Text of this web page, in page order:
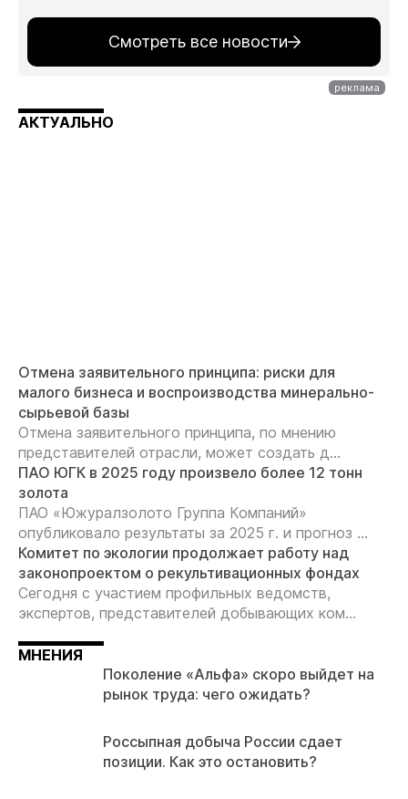
Смотреть все новости
АКТУАЛЬНО
Отмена заявительного принципа: риски для
малого бизнеса и воспроизводства минерально-
сырьевой базы
Отмена заявительного принципа, по мнению
представителей отрасли, может создать д...
ПАО ЮГК в 2025 году произвело более 12 тонн
золота
ПАО «Южуралзолото Группа Компаний»
опубликовало результаты за 2025 г. и прогноз ...
Комитет по экологии продолжает работу над
законопроектом о рекультивационных фондах
Сегодня с участием профильных ведомств,
экспертов, представителей добывающих ком...
МНЕНИЯ
Поколение «Альфа» скоро выйдет на
рынок труда: чего ожидать?
Россыпная добыча России сдает
позиции. Как это остановить?